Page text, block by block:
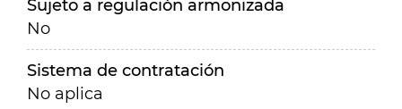
Sujeto a regulación armonizada
No
Sistema de contratación
No aplica